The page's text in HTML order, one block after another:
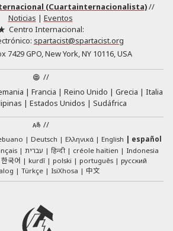
(Cuartainternacionalista)//
Noticias | Eventos
Centro Internacional:
spartacist@spartacist.org
7429 GPO, New York, NY 10116, USA
//
Francia Reino Unido Grecia
Italia
Estados Unidos
Sudáfrica
//
Deutsch Ελληνικά English
español
עברית हिन्दी créole haïtien
Indonesia
한국어 kurdî polski português
русский
Türkçe IsiXhosa 中文